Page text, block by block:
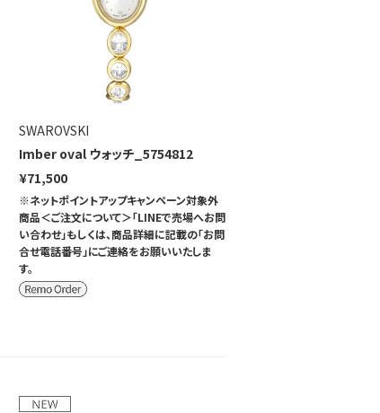
SWAROVSKI
Imber oval ウォッチ_5754812
¥71,500
※ネットポイントアップキャンペーン対象外
商品＜ご注文について＞「LINEで売場へお問
い合わせ」もしくは、商品詳細に記載の「お問
合せ電話番号」にご連絡をお願いいたしま
す。